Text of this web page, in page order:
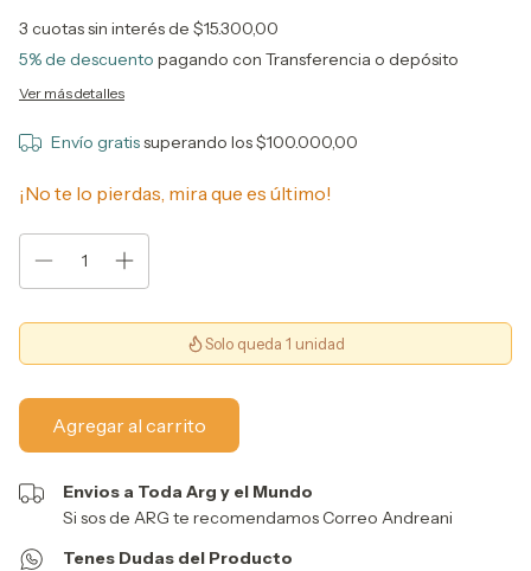
3 cuotas sin interés de $15.300,00
5% de descuento pagando con Transferencia o depósito
Ver más detalles
Envío gratissuperando los$100.000,00
¡No te lo pierdas, mira que es último!
Solo queda 1 unidad
Envios a Toda Arg y el Mundo
Si sos de ARG te recomendamos Correo Andreani
Tenes Dudas del Producto